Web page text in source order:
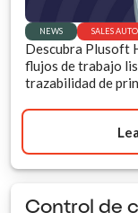
NEWS SALES
Descubra Plusoft
flujos de trabajo
trazabilidad de
Control de